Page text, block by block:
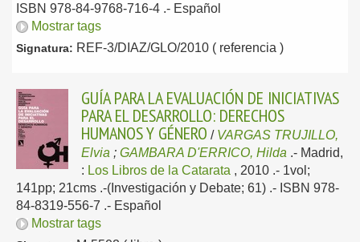
ISBN 978-84-9768-716-4 .- Español
Mostrar tags
Signatura: REF-3/DIAZ/GLO/2010 ( referencia )
GUÍA PARA LA EVALUACIÓN DE INICIATIVAS
PARA EL DESARROLLO: DERECHOS
HUMANOS Y GÉNERO / VARGAS TRUJILLO,
Elvia ; GAMBARA D'ERRICO, Hilda .- Madrid,
: Los Libros de la Catarata , 2010 .- 1vol;
141pp; 21cms .-(Investigación y Debate; 61) .- ISBN 978-
84-8319-556-7 .- Español
Mostrar tags